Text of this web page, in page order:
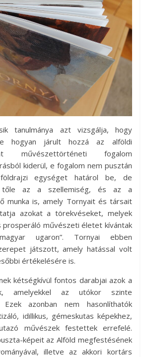
tanulmánya azt vizsgálja, hogy
hogyan járult hozzá az alföldi
művészettörténeti fogalom
kiderül, e fogalom nem pusztán
egységet határol be, de
tőle az a szellemiség, és az a
munka is, amely Tornyait és társait
azokat a törekvéseket, melyek
prosperáló művészeti életet kívántak
ugaron”. Tornyai ebben
játszott, amely hatással volt
értékelésére is.
kétségkívül fontos darabjai azok a
amelyekkel az utókor szinte
azonban nem hasonlíthatók
idillikus, gémeskutas képekhez,
művészek festettek errefelé.
képeit az Alföld megfestésének
illetve az akkori kortárs